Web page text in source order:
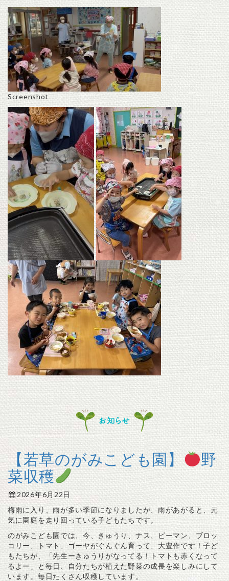
Screenshot
お知らせ
【若草のがみこども園】
野
菜収穫
2026年6月22日
梅雨に入り、雨が多い季節になりましたが、雨があがると、元
気に園庭を走り回っている子どもたちです。
のがみこども園では、今、きゅうり、ナス、ピーマン、ブロッ
コリー、トマト、ゴーヤがぐんぐん育って、大豊作です！子ど
もたちが、「先生ーきゅうりがなってる！トマトも赤くなって
るよー」と毎日、自分たちが植えた野菜の成長を楽しみにして
います。毎日たくさん収穫しています。